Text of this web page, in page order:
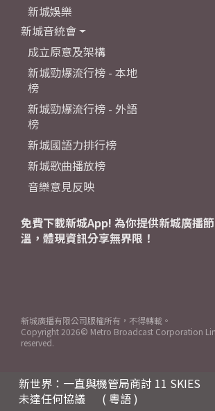
新世界：一直與機管局商討 11 SKIES
未達任何協議
( 粵語 )
新城娛樂
新城音統會
成立原意及架構
新城勁爆流行榜 - 本地
榜
新城勁爆流行榜 - 外語
榜
新城國語力排行榜
新城歌曲播放榜
音樂意見反映
免費下載新城App! 為你提供新城廣播
溫，體現資訊分享無界限！
新城廣播有限公司版權所有，不得轉載。
Copyright 2026© Metro Broadcast Corporation
reserved.